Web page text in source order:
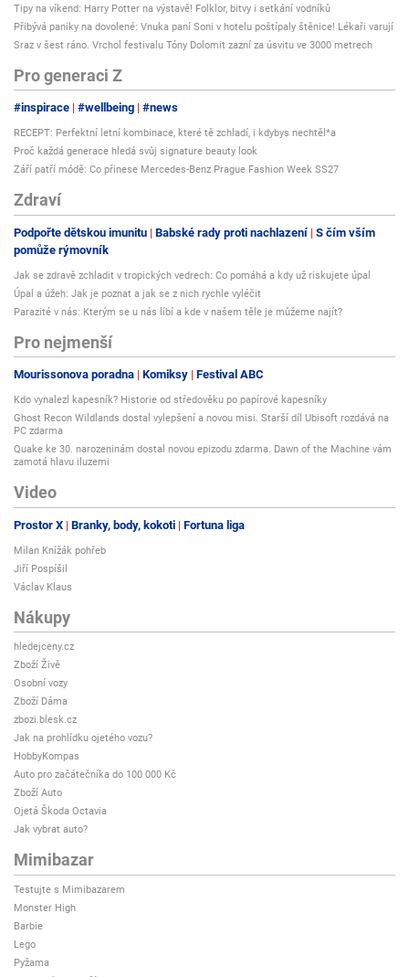
Tipy na víkend: Harry Potter na výstavě! Folklor, bitvy i setkání vodníků
Přibývá paniky na dovolené: Vnuka paní Soni v hotelu poštípaly štěnice! Lékaři varují
Sraz v šest ráno. Vrchol festivalu Tóny Dolomit zazní za úsvitu ve 3000 metrech
Pro generaci Z
#inspirace #wellbeing #news
RECEPT: Perfektní letní kombinace, které tě zchladí, i kdybys nechtěl*a
Proč každá generace hledá svůj signature beauty look
Září patří módě: Co přinese Mercedes-Benz Prague Fashion Week SS27
Zdraví
Podpořte dětskou imunitu Babské rady proti nachlazení S čím vším
pomůže rýmovník
Jak se zdravě zchladit v tropických vedrech: Co pomáhá a kdy už riskujete úpal
Úpal a úžeh: Jak je poznat a jak se z nich rychle vyléčit
Parazité v nás: Kterým se u nás líbí a kde v našem těle je můžeme najít?
Pro nejmenší
Mourissonova poradna Komiksy Festival ABC
Kdo vynalezl kapesník? Historie od středověku po papírové kapesníky
Ghost Recon Wildlands dostal vylepšení a novou misi. Starší díl Ubisoft rozdává na
PC zdarma
Quake ke 30. narozeninám dostal novou epizodu zdarma. Dawn of the Machine vám
zamotá hlavu iluzemi
Video
Prostor X Branky, body, kokoti Fortuna liga
Milan Knížák pohřeb
Jiří Pospíšil
Václav Klaus
Nákupy
hledejceny.cz
Zboží Živě
Osobní vozy
Zboží Dáma
zbozi.blesk.cz
Jak na prohlídku ojetého vozu?
HobbyKompas
Auto pro začátečníka do 100 000 Kč
Zboží Auto
Ojetá Škoda Octavia
Jak vybrat auto?
Mimibazar
Testujte s Mimibazarem
Monster High
Barbie
Lego
Pyžama